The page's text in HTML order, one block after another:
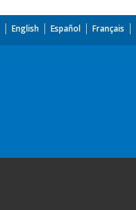
English Español Français